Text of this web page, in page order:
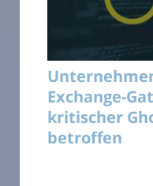
Exchange-
kritischer
betroffen